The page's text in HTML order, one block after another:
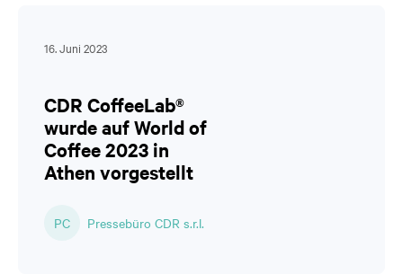
16. Juni 2023
CDR CoffeeLab®
wurde auf World of
Coffee 2023 in
Athen vorgestellt
PC Pressebüro CDR s.r.l.